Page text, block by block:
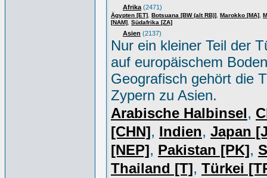
Afrika (2471)
Ägypten [ET] Botsuana [BW (alt RB)] Marokko [MA]
[NAM] Südafrika [ZA]
Asien (2137)
Nur ein kleiner Teil der
auf europäischem
Geografisch gehört die
Zypern zu Asien.
Arabische Halbinsel,
[CHN], Indien, Japan
[NEP], Pakistan [PK],
Thailand [T], Türkei